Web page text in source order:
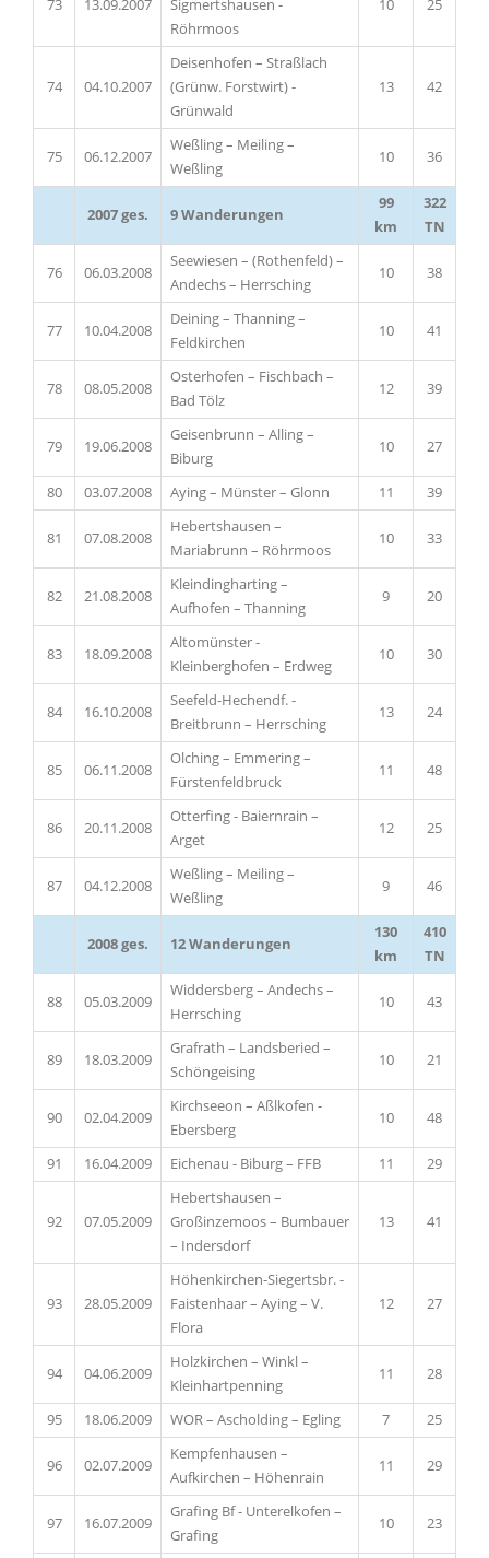
73 13.09.2007
Sigmertshausen -
Röhrmoos
10 25
74 04.10.2007
Deisenhofen – Straßlach
(Grünw. Forstwirt) -
Grünwald
13 42
75 06.12.2007
Weßling – Meiling –
Weßling
10 36
2007 ges. 9 Wanderungen
99
km
322
TN
76 06.03.2008
Seewiesen – (Rothenfeld) –
Andechs – Herrsching
10 38
77 10.04.2008
Deining – Thanning –
Feldkirchen
10 41
78 08.05.2008
Osterhofen – Fischbach –
Bad Tölz
12 39
79 19.06.2008
Geisenbrunn – Alling –
Biburg
10 27
80 03.07.2008 Aying – Münster – Glonn 11 39
81 07.08.2008
Hebertshausen –
Mariabrunn – Röhrmoos
10 33
82 21.08.2008
Kleindingharting –
Aufhofen – Thanning
9 20
83 18.09.2008
Altomünster -
Kleinberghofen – Erdweg
10 30
84 16.10.2008
Seefeld-Hechendf. -
Breitbrunn – Herrsching
13 24
85 06.11.2008
Olching – Emmering –
Fürstenfeldbruck
11 48
86 20.11.2008
Otterfing - Baiernrain –
Arget
12 25
87 04.12.2008
Weßling – Meiling –
Weßling
9 46
2008 ges. 12 Wanderungen
130
km
410
TN
88 05.03.2009
Widdersberg – Andechs –
Herrsching
10 43
89 18.03.2009
Grafrath – Landsberied –
Schöngeising
10 21
90 02.04.2009
Kirchseeon – Aßlkofen -
Ebersberg
10 48
91 16.04.2009 Eichenau - Biburg – FFB 11 29
92 07.05.2009
Hebertshausen –
Großinzemoos – Bumbauer
– Indersdorf
13 41
93 28.05.2009
Höhenkirchen-Siegertsbr. -
Faistenhaar – Aying – V.
Flora
12 27
94 04.06.2009
Holzkirchen – Winkl –
Kleinhartpenning
11 28
95 18.06.2009 WOR – Ascholding – Egling 7 25
96 02.07.2009
Kempfenhausen –
Aufkirchen – Höhenrain
11 29
97 16.07.2009
Grafing Bf - Unterelkofen –
Grafing
10 23